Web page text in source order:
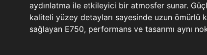
aydınlatma ile etkileyici bir atmosfer sunar.
kaliteli yüzey detayları sayesinde uzun ömürlü
sağlayan E750, performans ve tasarımı aynı